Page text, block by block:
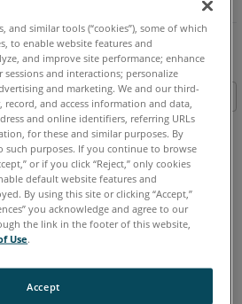
ュ生成
and similar tools (“cookies”), some of which
to enable website features and
and improve site performance; enhance
sessions and interactions; personalize
and marketing. We and our third-
and access information and data,
and online identifiers, referring URLs
for these and similar purposes. By
such purposes. If you continue to browse
or if you click “Reject,” only cookies
default website features and
By using this site or clicking “Accept,”
you acknowledge and agree to our
the link in the footer of this website,
Use.
Accept